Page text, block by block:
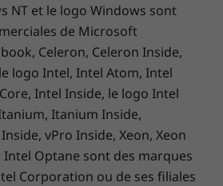
bureau avec un tas de fils
faire désordre. Ce n’est
tout-en-un IdeaCentre 3i. Il
de câbles pratique,
Résultat : moins
bureau et plus d’espace
jouer) avec.
de ports
NT et le logo Windows sont
de Microsoft
Celeron, Celeron Inside,
logo Intel, Intel Atom, Intel
Intel Inside, le logo Intel
Itanium Inside,
vPro Inside, Xeon, Xeon
Intel Optane sont des marques
Corporation ou de ses filiales